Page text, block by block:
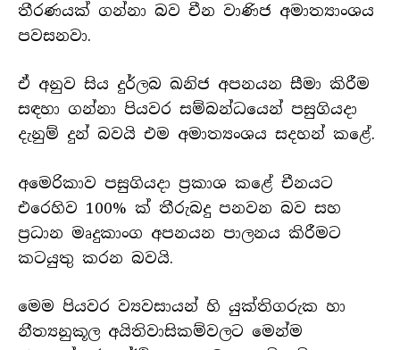
තීරණයක් ගන්නා බව චීන වාණිජ අමාත්‍යාංශය
පවසනවා.
ඒ අනුව සිය දුර්ලබ ඛනිජ අපනයන සීමා කිරීම
සඳහා ගන්නා පියවර සම්බන්ධයෙන් පසුගියදා
දැනුම් දුන් බවයි එම අමාත්‍යංශය සදහන් කළේ.
අමෙරිකාව පසුගියදා ප්‍රකාශ කළේ චීනයට
එරෙහිව 100% ක් තීරුබදු පනවන බව සහ
ප්‍රධාන මෘදුකාංග අපනයන පාලනය කිරීමට
කටයුතු කරන බවයි.
මෙම පියවර ව්‍යවසායන් හි යුක්තිගරුක හා
නීත්‍යනුකූල අයිතිවාසිකම්වලට මෙන්ම